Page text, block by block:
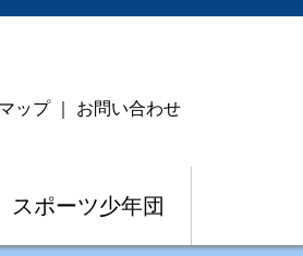
ップ ｜ お問い合わせ
スポーツ少年団